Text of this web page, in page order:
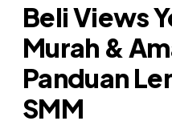
Beli Views
Murah &
Panduan
SMM